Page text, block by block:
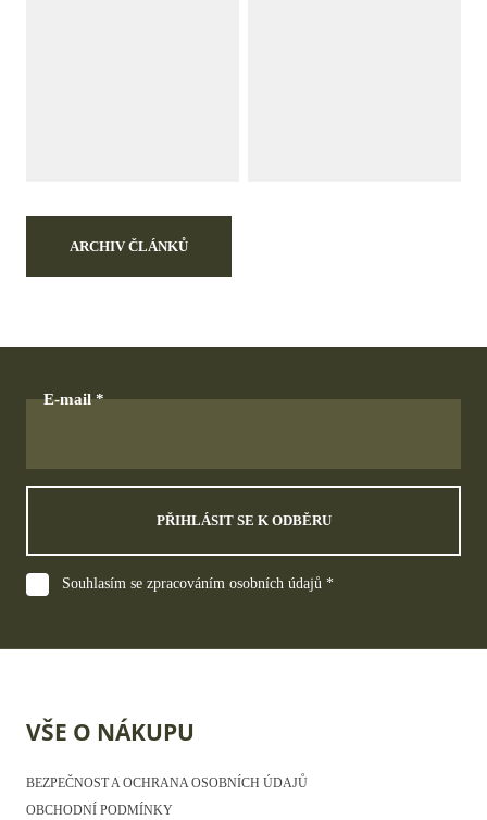
ARCHIV ČLÁNKŮ
E-mail
PŘIHLÁSIT SE K ODBĚRU
Souhlasím se zpracováním osobních údajů *
VŠE O NÁKUPU
BEZPEČNOST A OCHRANA OSOBNÍCH ÚDAJŮ
OBCHODNÍ PODMÍNKY